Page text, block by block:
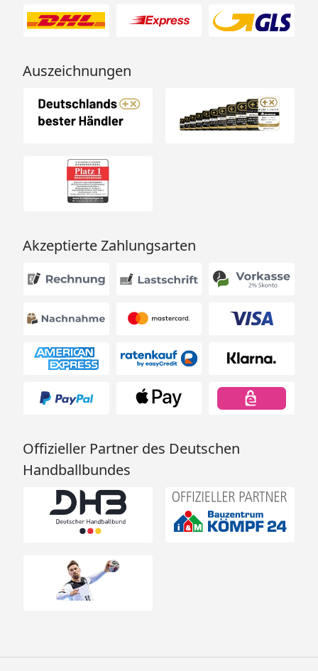
Auszeichnungen
Akzeptierte Zahlungsarten
Offizieller Partner des Deutschen
Handballbundes